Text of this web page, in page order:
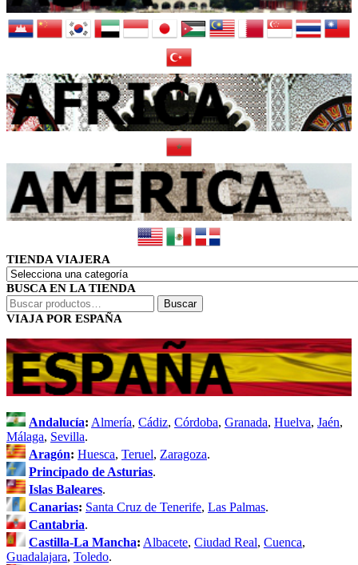
TIENDA VIAJERA
BUSCA EN LA TIENDA
Buscar
por:
Buscar
VIAJA POR ESPAÑA
Andalucía: Almería, Cádiz, Córdoba, Granada, Huelva, Jaén,
Málaga, Sevilla.
Aragón: Huesca, Teruel, Zaragoza.
Principado de Asturias.
Islas Baleares.
Canarias: Santa Cruz de Tenerife, Las Palmas.
Cantabria.
Castilla-La Mancha: Albacete, Ciudad Real, Cuenca,
Guadalajara, Toledo.